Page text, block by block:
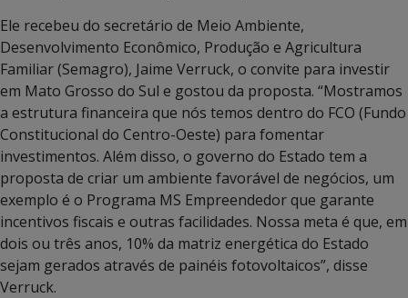
Ele recebeu do secretário de Meio Ambiente,
Desenvolvimento Econômico, Produção e Agricultura
Familiar (Semagro), Jaime Verruck, o convite para investir
em Mato Grosso do Sul e gostou da proposta. “Mostramos
a estrutura financeira que nós temos dentro do FCO (Fundo
Constitucional do Centro-Oeste) para fomentar
investimentos. Além disso, o governo do Estado tem a
proposta de criar um ambiente favorável de negócios, um
exemplo é o Programa MS Empreendedor que garante
incentivos fiscais e outras facilidades. Nossa meta é que, em
dois ou três anos, 10% da matriz energética do Estado
sejam gerados através de painéis fotovoltaicos”, disse
Verruck.